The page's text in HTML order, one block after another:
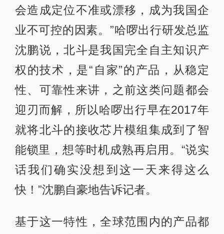
会造成定位不准或漂移，成为我国企
业不可控的因素。”哈啰出行研发总监
沈鹏说，北斗是我国完全自主知识产
权的技术，是“自家”的产品，从稳定
性、可靠性来讲，之前这类问题都会
迎刃而解，所以哈啰出行早在2017年
就将北斗的接收芯片模组集成到了智
能锁里，想等时机成熟再启用。“说实
话我们确实没想到这一天来得这么
快！”沈鹏自豪地告诉记者。
基于这一特性，全球范围内的产品都